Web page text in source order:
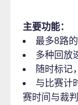
主要功能：
最多8路
多种回放
随时标记
与比赛计
赛时间与裁